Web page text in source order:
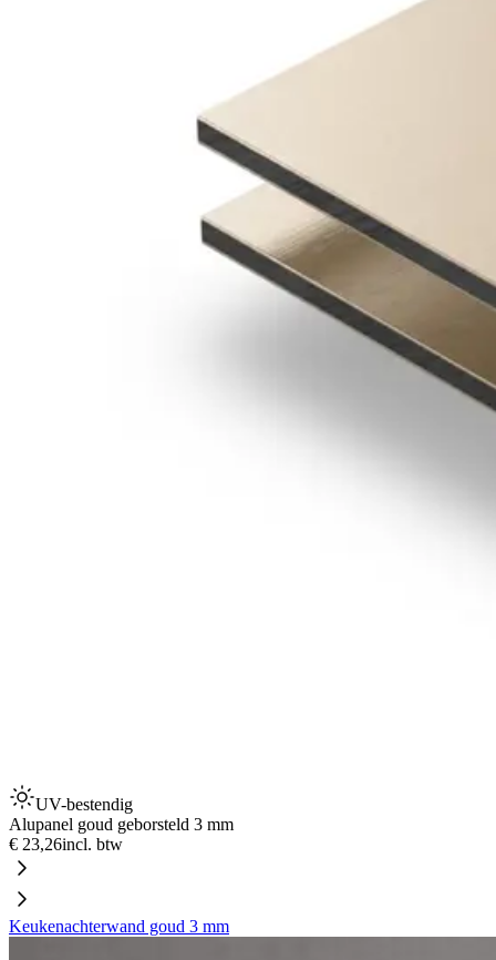
UV-bestendig
Alupanel goud geborsteld 3 mm
€ 23,26incl. btw
Keukenachterwand goud 3 mm